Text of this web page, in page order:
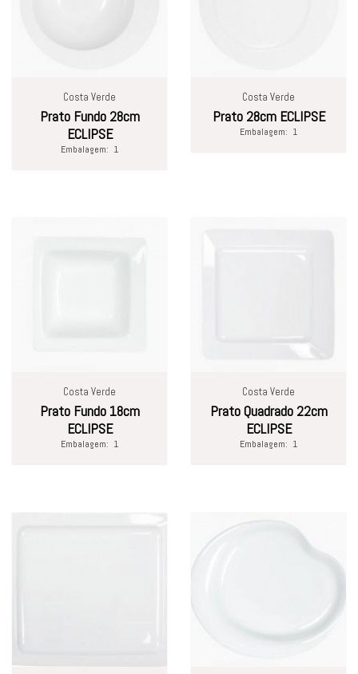
Costa Verde
Prato Fundo 28cm
ECLIPSE
Embalagem: 1
Costa Verde
Prato 28cm ECLIPSE
Embalagem: 1
Costa Verde
Prato Fundo 18cm
ECLIPSE
Embalagem: 1
Costa Verde
Prato Quadrado 22cm
ECLIPSE
Embalagem: 1